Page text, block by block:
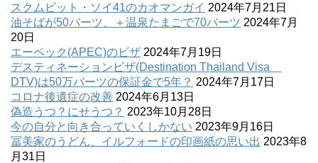
スクムビット・ソイ41のカオマンガイ 2024年7月21日
油そばが50バーツ、＋温泉たまごで70バーツ 2024年7月
20日
エーペック(APEC)のビザ 2024年7月19日
デスティネーションビザ(Destination Thailand Visa
DTV)は50万バーツの保証金で5年？ 2024年7月17日
コロナ後遺症の改善 2024年6月13日
偽造うつ？にせうつ？ 2023年10月28日
今の自分と向き合っていくしかない 2023年9月16日
冨美家のうどん、イルフォードの印画紙の思い出 2023年8
月31日